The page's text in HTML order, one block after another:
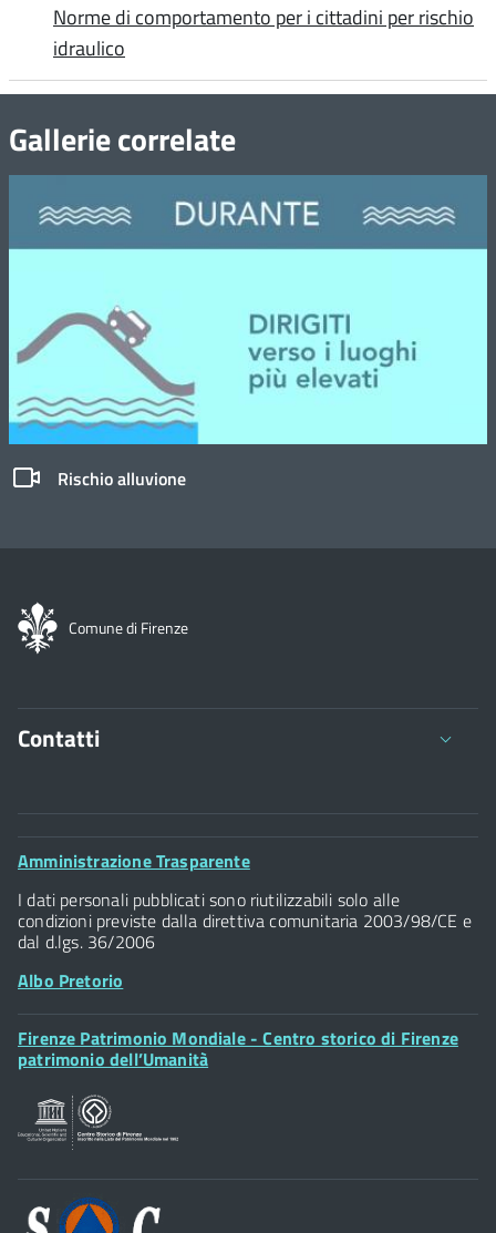
Norme di comportamento per i cittadini per rischio
idraulico
Gallerie correlate
Rischio alluvione
Comune di Firenze
Contatti
Comune di Firenze
Palazzo Vecchio
Piazza della Signoria - 50122, Firenze
Posta Elettronica Certificata
Footer
Amministrazione Trasparente
I dati personali pubblicati sono riutilizzabili solo alle
condizioni previste dalla direttiva comunitaria 2003/98/CE e
dal d.lgs. 36/2006
Albo Pretorio
Footer
Widget
Firenze Patrimonio Mondiale - Centro storico di Firenze
patrimonio dell’Umanità
Footer
Widget